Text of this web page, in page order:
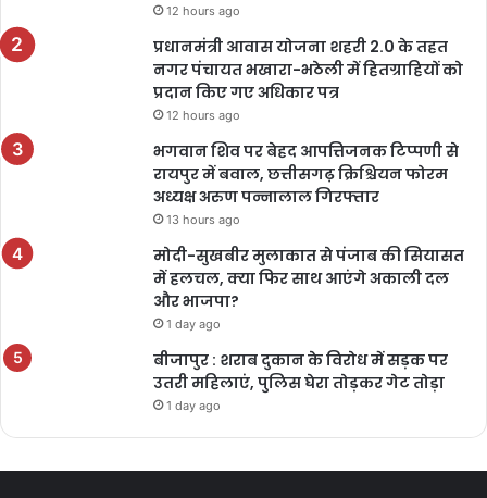
12 hours ago
प्रधानमंत्री आवास योजना शहरी 2.0 के तहत
नगर पंचायत भखारा-भठेली में हितग्राहियों को
प्रदान किए गए अधिकार पत्र
12 hours ago
भगवान शिव पर बेहद आपत्तिजनक टिप्पणी से
रायपुर में बवाल, छत्तीसगढ़ क्रिश्चियन फोरम
अध्यक्ष अरुण पन्नालाल गिरफ्तार
13 hours ago
मोदी-सुखबीर मुलाकात से पंजाब की सियासत
में हलचल, क्या फिर साथ आएंगे अकाली दल
और भाजपा?
1 day ago
बीजापुर : शराब दुकान के विरोध में सड़क पर
उतरी महिलाएं, पुलिस घेरा तोड़कर गेट तोड़ा
1 day ago